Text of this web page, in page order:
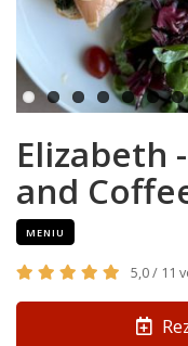
Previous
Elizabeth
and
MENIU
5,0 / 11